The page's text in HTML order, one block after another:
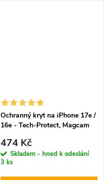
Ochranný kryt na iPhone 17e /
16e - Tech-Protect, Magcam
474 Kč
Skladem - hned k odeslání
3 ks